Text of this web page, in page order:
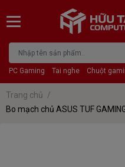
PC Gaming Tai nghe Chuột
Trang chủ /
Bo mạch chủ ASUS TUF